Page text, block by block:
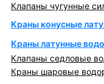
Клапаны чугунные
Краны конусные
Краны латунные
Клапаны седловые
Краны шаровые